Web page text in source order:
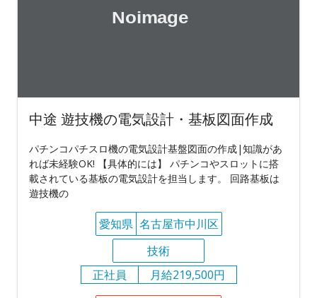
中途 遊技機の電気設計・基板図面作成
パチンコパチスロ機の電気設計基盤図面の作成|知識があ
れば未経験OK! 【具体的には】 パチンコやスロットに搭
載されている基板の電気設計を担当します。 回路基板は
遊技機の
愛知県 名古屋市中川区
技術
正社員
月給219,500円